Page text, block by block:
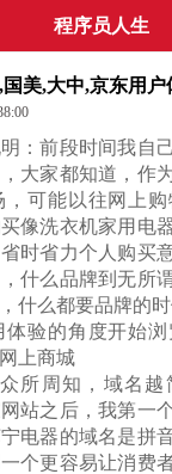
程序员人生
美,大中,京东用户
前段时间我自己
大家都知道，作
可能以往网上
像洗衣机家用电
时省力个人购买
什么品牌到无所
什么都要品牌的
的角度开始浏
上商城
周知，域名越
站之后，我第一
电器的域名是拼
个更容易让消费